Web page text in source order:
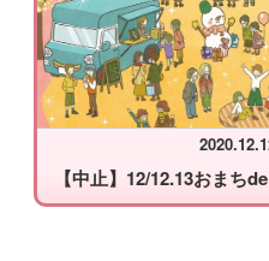
【中止】12/12.13おまち